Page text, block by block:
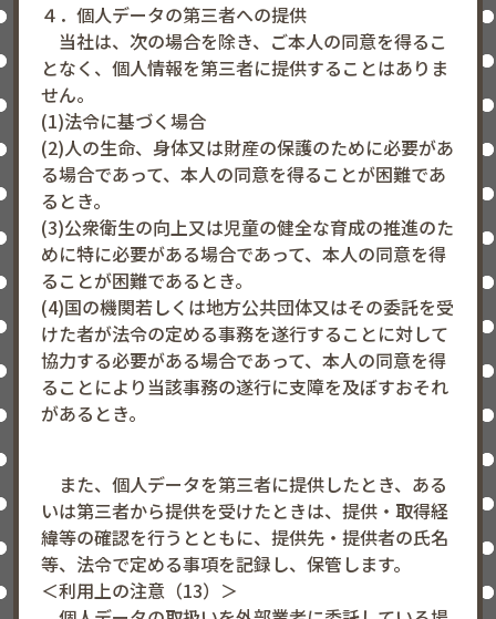
４．個人データの第三者への提供
当社は、次の場合を除き、ご本人の同意を得るこ
となく、個人情報を第三者に提供することはありま
せん。
(1)法令に基づく場合
(2)人の生命、身体又は財産の保護のために必要があ
る場合であって、本人の同意を得ることが困難であ
るとき。
(3)公衆衛生の向上又は児童の健全な育成の推進のた
めに特に必要がある場合であって、本人の同意を得
ることが困難であるとき。
(4)国の機関若しくは地方公共団体又はその委託を受
けた者が法令の定める事務を遂行することに対して
協力する必要がある場合であって、本人の同意を得
ることにより当該事務の遂行に支障を及ぼすおそれ
があるとき。
また、個人データを第三者に提供したとき、ある
いは第三者から提供を受けたときは、提供・取得経
緯等の確認を行うとともに、提供先・提供者の氏名
等、法令で定める事項を記録し、保管します。
＜利用上の注意（13）＞